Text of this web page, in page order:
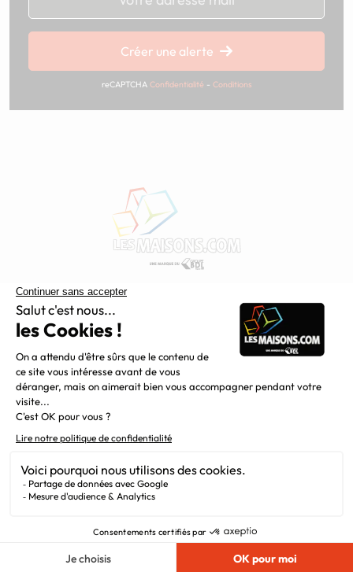
Chargement...
Créer une alerte
reCAPTCHA Confidentialité - Conditions
Constructeur de maisons individuelles, Maisons.com est une
filiale du Groupe BDL, leader de la construction dans le
grand nord de la France.
Liens utiles
Newsletter
Mentions légales
Plan du site